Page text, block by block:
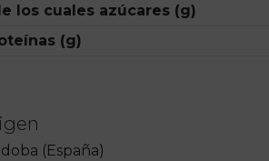
los cuales azúcares (g)
(g)
(España)